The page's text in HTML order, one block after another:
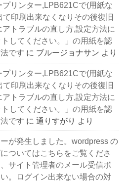
リンター,LPB621Cで(用紙な
印刷出来なくなりその後復旧
トラブルの直し方,設定方法に
してください。」の用紙を認
です に ブルージョナサン より
リンター,LPB621Cで(用紙な
印刷出来なくなりその後復旧
トラブルの直し方,設定方法に
してください。」の用紙を認
です に通りすがり より
が発生しました。wordpress の
ついてはこちらをご覧くださ
サイト管理者のメール受信ボ
。ログイン出来ない場合の対